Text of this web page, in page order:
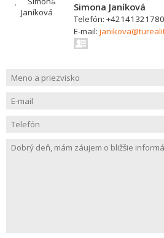
Simona Janíková
Telefón:
E-mail: